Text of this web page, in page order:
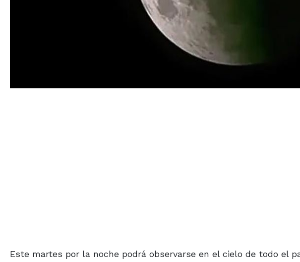
Este martes por la noche podrá observarse en el cielo de todo el